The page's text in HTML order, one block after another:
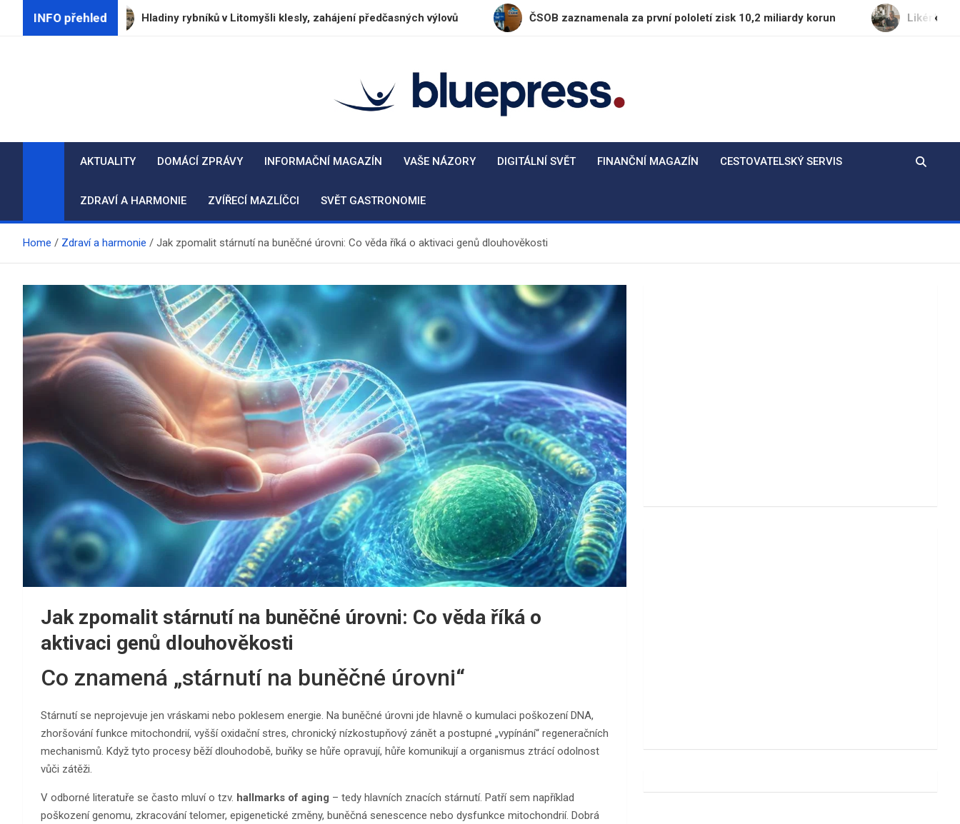
INFO přehledHladiny rybníků v Litomyšli klesly, zahájení předčasných výlovů ČSOB zaznamenala za první pololetí zisk 10,2 miliardy korun Likérka Fruko-
BluePress.cz
AKTUALITY DOMÁCÍ ZPRÁVY INFORMAČNÍ MAGAZÍN VAŠE NÁZORY DIGITÁLNÍ SVĚT FINANČNÍ MAGAZÍN CESTOVATELSKÝ SERVIS
ZDRAVÍ A HARMONIE ZVÍŘECÍ MAZLÍČCI SVĚT GASTRONOMIE
Home Zdraví a harmonie Jak zpomalit stárnutí na buněčné úrovni: Co věda říká o aktivaci genů dlouhověkosti
Jak zpomalit stárnutí na buněčné úrovni: Co věda říká o
aktivaci genů dlouhověkosti
Co znamená „stárnutí na buněčné úrovni“
Stárnutí se neprojevuje jen vráskami nebo poklesem energie. Na buněčné úrovni jde hlavně o kumulaci poškození DNA,
zhoršování funkce mitochondrií, vyšší oxidační stres, chronický nízkostupňový zánět a postupné „vypínání“ regeneračních
mechanismů. Když tyto procesy běží dlouhodobě, buňky se hůře opravují, hůře komunikují a organismus ztrácí odolnost
vůči zátěži.
V odborné literatuře se často mluví o tzv. hallmarks of aging – tedy hlavních znacích stárnutí. Patří sem například
poškození genomu, zkracování telomer, epigenetické změny, buněčná senescence nebo dysfunkce mitochondrií. Dobrá